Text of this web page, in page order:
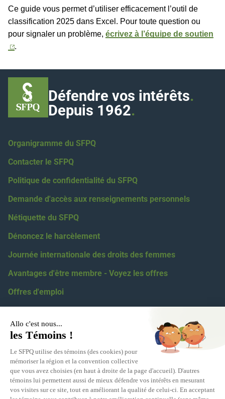
Ce guide vous permet d’utiliser efficacement l’outil de
classification 2025 dans Excel. Pour toute question ou
pour signaler un problème,écrivez à l’équipe de soutien
.
Défendre vos intérêts.
Depuis 1962.
Organigramme du SFPQ
Contacter le SFPQ
Politique de confidentialité du SFPQ
Demande d'accès aux renseignements personnels
Nétiquette du SFPQ
Dénoncez le harcèlement
Journée internationale des droits des femmes
Avantages d'être membre - Voyez les offres
Offres d'emploi
Coordonnées
418 623-2424
5100, boul. des Gradins, Québec, G2J 1N4
Relations médiatiques :eric.levesque@sfpq.qc.ca
Obtenir votre numéro de section :info@sfpq.qc.ca